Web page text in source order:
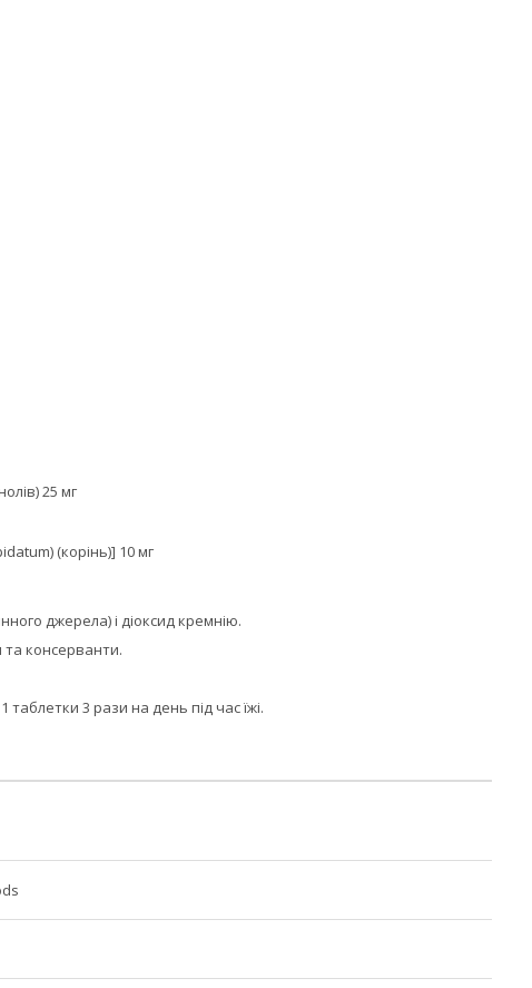
25 мг
(корінь)] 10 мг
джерела) і діоксид кремнію.
та консерванти.
таблетки 3 рази на день під час їжі.